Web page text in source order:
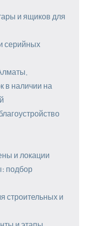
и ящиков для
серийных
в наличии на
и локации
подбор
строительных и